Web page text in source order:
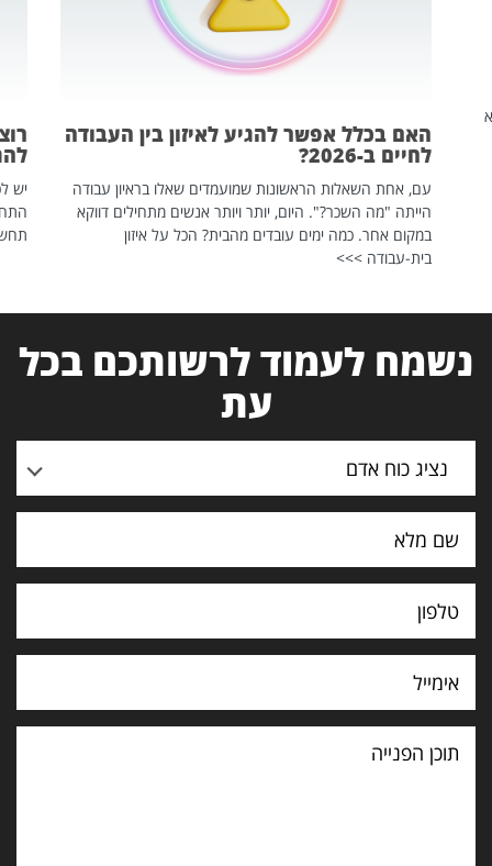
האם בכלל אפשר להגיע לאיזון בין העבודה
לחיים ב-2026?
עם, אחת השאלות הראשונות שמועמדים שאלו בראיון עבודה
הייתה "מה השכר?". היום, יותר ויותר אנשים מתחילים דווקא
במקום אחר. כמה ימים עובדים מהבית? הכל על איזון
בית-עבודה >>>
יש
נשמח לעמוד לרשותכם בכל
עת
נציג כוח אדם
תוכן
הפנייה